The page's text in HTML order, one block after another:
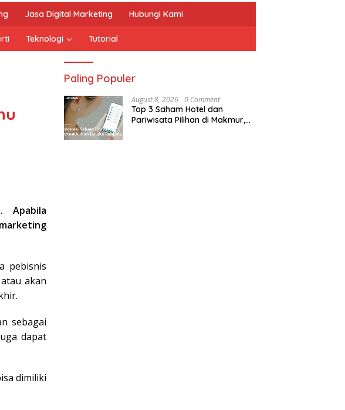
Jasa Digital Marketing Hubungi Kami
Teknologi Tutorial
Apabila
pebisnis
akan
sebagai
dapat
dimiliki
Paling Populer
August 8, 2026 0 Comment
Top 3 Saham Hotel dan
Pariwisata Pilihan di Makmur,